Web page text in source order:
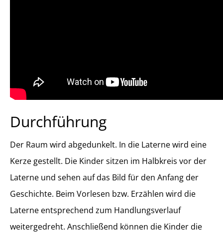
Durchführung
Der Raum wird abgedunkelt. In die Laterne wird eine
Kerze gestellt. Die Kinder sitzen im Halbkreis vor der
Laterne und sehen auf das Bild für den Anfang der
Geschichte. Beim Vorlesen bzw. Erzählen wird die
Laterne entsprechend zum Handlungsverlauf
weitergedreht. Anschließend können die Kinder die